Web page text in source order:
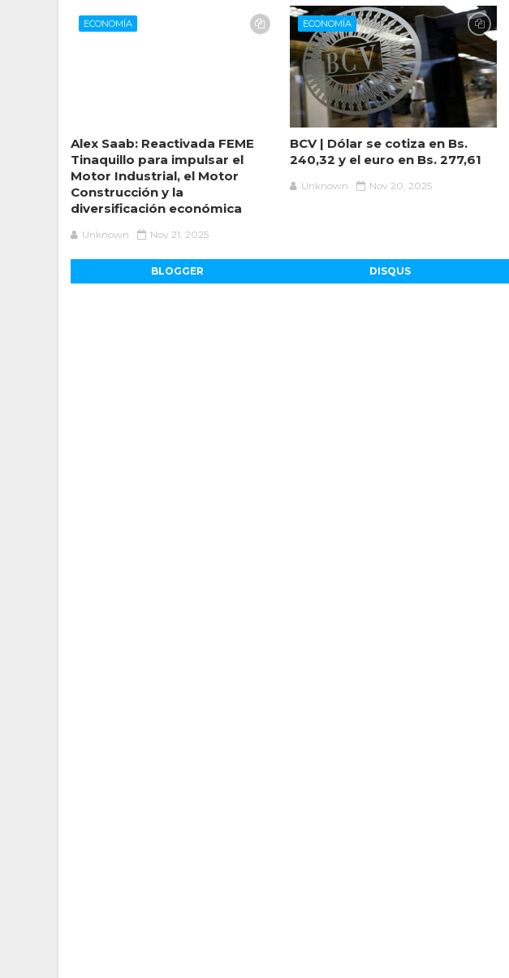
ECONOMÍA
Alex Saab: Reactivada FEME
Tinaquillo para impulsar el
Motor Industrial, el Motor
Construcción y la
diversificación económica
Unknown Nov 21, 2025
ECONOMÍA
BCV | Dólar se cotiza en Bs.
240,32 y el euro en Bs. 277,61
Unknown Nov 20, 2025
BLOGGER DISQUS